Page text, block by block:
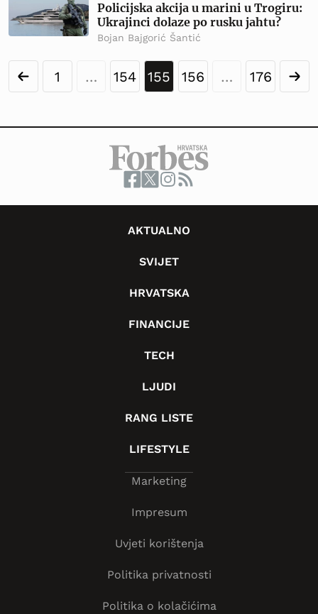
Policijska akcija u marini u Trogiru:
Ukrajinci dolaze po rusku jahtu?
Bojan Bajgorić Šantić
1 … 154 155 156 … 176
AKTUALNO
SVIJET
HRVATSKA
FINANCIJE
TECH
LJUDI
RANG LISTE
LIFESTYLE
Marketing
Impresum
Uvjeti korištenja
Politika privatnosti
Politika o kolačićima